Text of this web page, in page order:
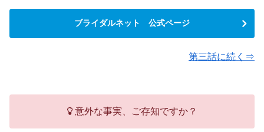
ブライダルネット 公式ページ
第三話に続く⇒
意外な事実、ご存知ですか？